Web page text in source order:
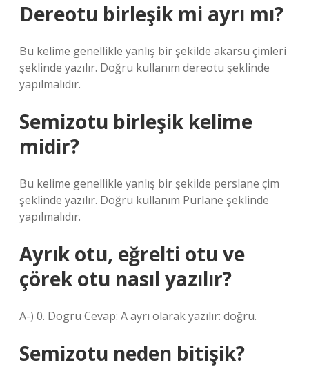
Dereotu birleşik mi ayrı mı?
Bu kelime genellikle yanlış bir şekilde akarsu çimleri
şeklinde yazılır. Doğru kullanım dereotu şeklinde
yapılmalıdır.
Semizotu birleşik kelime
midir?
Bu kelime genellikle yanlış bir şekilde perslane çim
şeklinde yazılır. Doğru kullanım Purlane şeklinde
yapılmalıdır.
Ayrık otu, eğrelti otu ve
çörek otu nasıl yazılır?
A-) 0. Dogru Cevap: A ayrı olarak yazılır: doğru.
Semizotu neden bitişik?